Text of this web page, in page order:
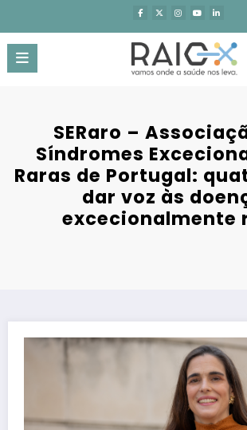
o
conteúdo
SERaro –
Síndromes
Raras de Portugal:
dar voz às
excecionalmente